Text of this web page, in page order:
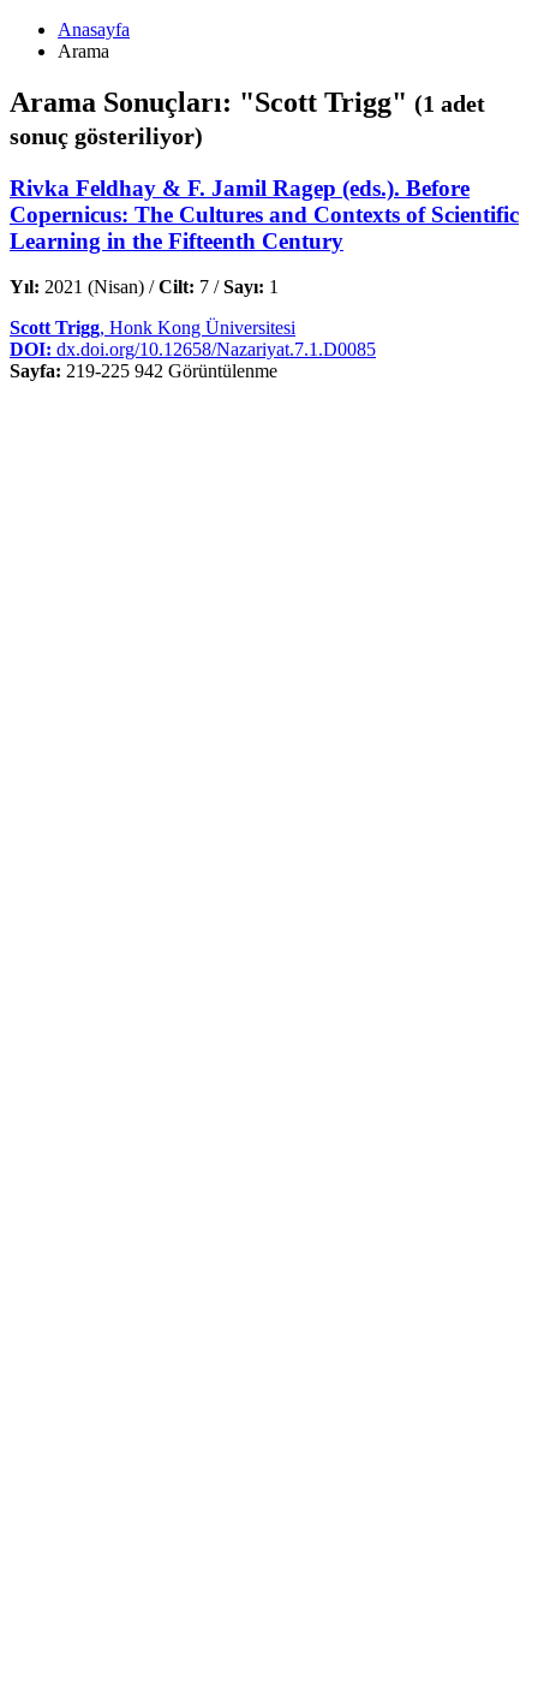
Anasayfa
Arama
Arama Sonuçları: "Scott Trigg" (1 adet
sonuç gösteriliyor)
Rivka Feldhay & F. Jamil Ragep (eds.). Before
Copernicus: The Cultures and Contexts of Scientific
Learning in the Fifteenth Century
Yıl: 2021 (Nisan) /Cilt: 7 /Sayı: 1
Scott Trigg, Honk Kong Üniversitesi
DOI: dx.doi.org/10.12658/Nazariyat.7.1.D0085
Sayfa: 219-225 942 Görüntülenme